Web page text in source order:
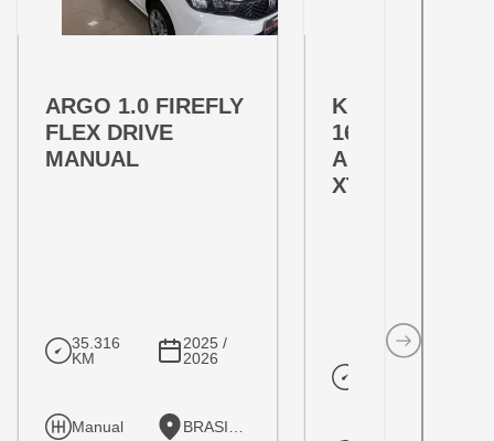
ARGO 1.0 FIREFLY
FLEX DRIVE
MANUAL
35.316
KM
2025 /
2026
Manual
KICKS PLAY
16V
ADVANCE
XTRONIC